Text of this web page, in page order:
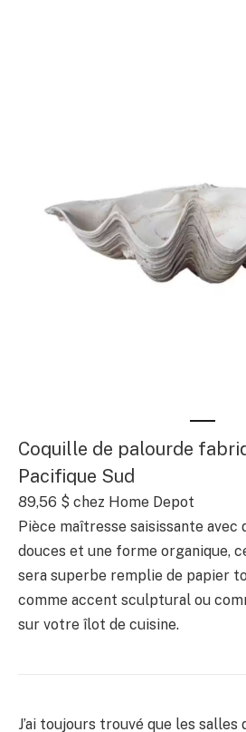
Coquille de palourde
Pacifique Sud
89,56 $ chez Home Depot
Pièce maîtresse saisissante avec
douces et une forme organique,
sera superbe remplie de papier
comme accent sculptural ou
sur votre îlot de cuisine.
J’ai toujours trouvé que les